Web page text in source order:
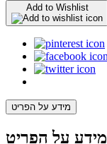
Add to Wishlist
מידע על הפריט
מידע על הפריט